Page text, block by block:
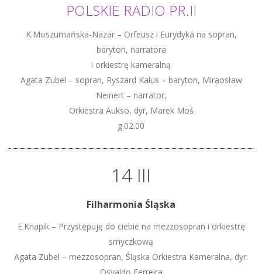
POLSKIE RADIO PR.II
K.Moszumańska-Nazar – Orfeusz i Eurydyka na sopran,
baryton, narratora
i orkiestrę kameralną
Agata Zubel – sopran, Ryszard Kalus – baryton, Miraosław
Neinert – narrator,
Orkiestra Aukso, dyr, Marek Moś
g.02.00
14 III
Filharmonia Śląska
E.Knapik – Przystępuję do ciebie na mezzosopran i orkiestrę
smyczkową
Agata Zubel – mezzosopran, Śląska Orkiestra Kameralna, dyr.